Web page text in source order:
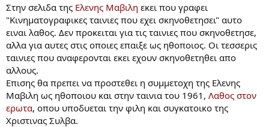
α
ς
α
έ
ν
α
ρ
ς
Στην σελιδα της Ελενης Μαβιλη εκει που γραφει
"Κινηματογραφικες ταινιες που εχει σκηνοθετησει" αυτο
ειναι λαθος. Δεν προκειται για τις ταινιες που σκηνοθετησε,
αλλα για αυτες στις οποιες επαιξε ως ηθοποιος. Οι τεσσερις
ταινιες που αναφερονται εκει εχουν σκηνοθετηθει απο
αλλους.
Επισης θα πρεπει να προστεθει η συμμετοχη της Ελενης
Μαβιλη ως ηθοποιου και στην ταινια του 1961, Λαθος στον
ερωτα, οπου υποδυεται την φιλη και συγκατοικο της
Χριστινας Συλβα.